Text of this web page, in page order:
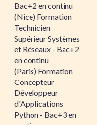
Bac+2 en continu
(Nice) Formation
Technicien
Supérieur Systèmes
et Réseaux - Bac+2
en continu
(Paris) Formation
Concepteur
Développeur
d'Applications
Python - Bac+3 en